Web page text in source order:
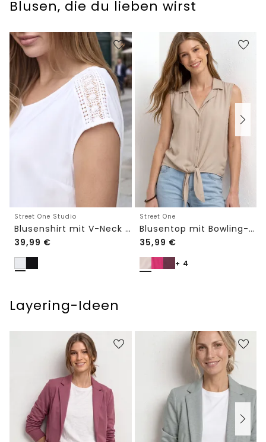
Blusen, die du lieben wirst
Street One Studio
Blusenshirt mit V-Neck und Spitze
39,99 €
Street One
Blusentop mit Bowling-Kragen und Knoten
35,99 €
+ 4
Layering-Ideen